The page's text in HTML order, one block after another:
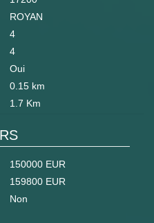
ROYAN
4
4
Oui
0.15 km
1.7 Km
150000 EUR
159800 EUR
Non